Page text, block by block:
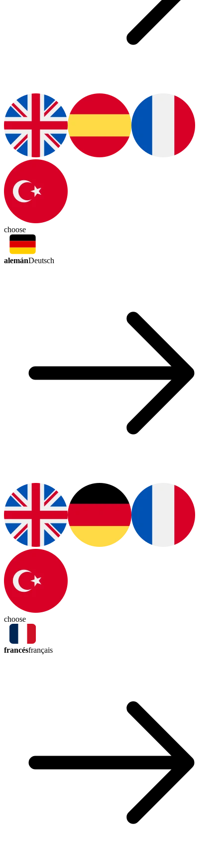
choose
alemánDeutsch
choose
francésfrançais